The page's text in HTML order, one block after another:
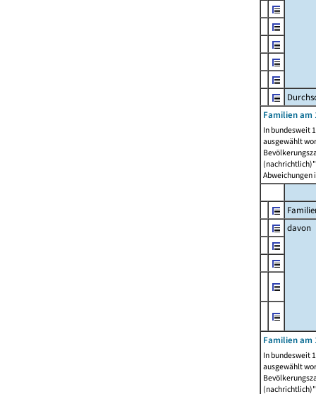
Familien am
In bundesweit
ausgewählt
Abweichungen
davon
Familien am
In bundesweit
ausgewählt